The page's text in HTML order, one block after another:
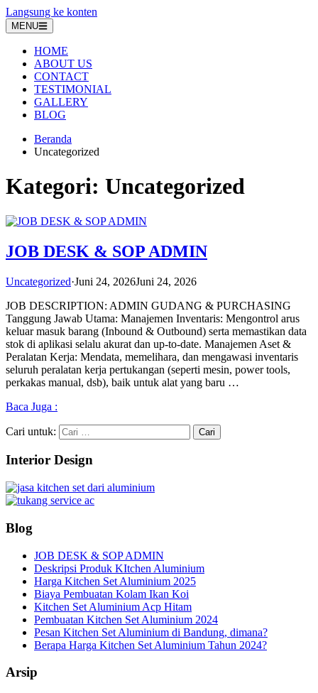
Langsung ke konten
MENU
HOME
ABOUT US
CONTACT
TESTIMONIAL
GALLERY
BLOG
Beranda
Uncategorized
Kategori: Uncategorized
JOB DESK & SOP ADMIN
Uncategorized·Juni 24, 2026Juni 24, 2026
JOB DESCRIPTION: ADMIN GUDANG & PURCHASING
Tanggung Jawab Utama: Manajemen Inventaris: Mengontrol arus
keluar masuk barang (Inbound & Outbound) serta memastikan data
stok di aplikasi selalu akurat dan up-to-date. Manajemen Aset &
Peralatan Kerja: Mendata, memelihara, dan mengawasi inventaris
seluruh peralatan kerja pertukangan (seperti mesin, power tools,
perkakas manual, dsb), baik untuk alat yang baru …
Baca Juga :
Cari untuk:
Interior Design
Blog
JOB DESK & SOP ADMIN
Deskripsi Produk KItchen Aluminium
Harga Kitchen Set Aluminium 2025
Biaya Pembuatan Kolam Ikan Koi
Kitchen Set Aluminium Acp Hitam
Pembuatan Kitchen Set Aluminium 2024
Pesan Kitchen Set Aluminium di Bandung, dimana?
Berapa Harga Kitchen Set Aluminium Tahun 2024?
Arsip